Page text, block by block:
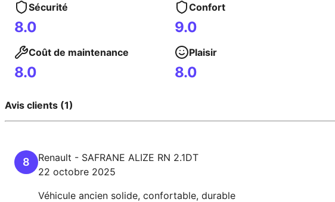
Sécurité
8.0
Confort
9.0
Coût de maintenance
8.0
Plaisir
8.0
Avis clients (1)
8 Renault - SAFRANE ALIZE RN 2.1DT
22 octobre 2025
Véhicule ancien solide, confortable, durable